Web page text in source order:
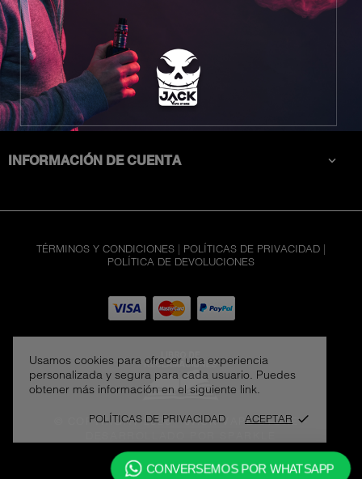
Usamos cookies para ofrecer una experiencia
personalizada y segura para cada usuario. Puedes
obtener más información en el siguiente link.
POLÍTICAS DE PRIVACIDAD ACEPTAR done
INFORMACIÓN
CATEGORÍAS
INFORMACIÓN DE CUENTA 
CONVERSEMOS POR WHATSAPP
TÉRMINOS Y CONDICIONES | POLÍTICAS DE PRIVACIDAD |
POLÍTICA DE DEVOLUCIONES
© COPYRIGHT 2026 - JACK VAPE STORE-